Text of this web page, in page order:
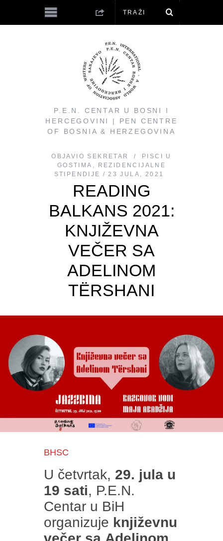
P.E.N. CENTAR U BOSNI I
HERCEGOVINI | PEN CENTRE
OF BOSNIA & HERZEGOVINA
OBJAVIO SEKRETAR
PISCI U
GOSTIMA ,
REZIDENCIJALNE
STIPENDIJE
23 JULA, 2021
READING
BALKANS 2021:
KNJIŽEVNA
VEČER SA
ADELINOM
TËRSHANI
BHSC
U četvrtak, 29. jula u
19 sati, P.E.N.
Centar u BiH
organizuje književnu